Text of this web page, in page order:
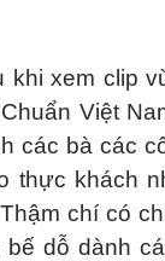
khi xem clip
Việt
các bà các
thực khách
chí có
bế dỗ dành